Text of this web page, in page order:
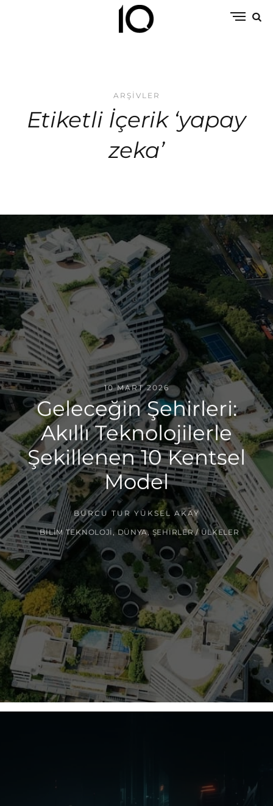
ARŞIVLER
Etiketli İçerik ‘yapay
zeka’
10 MART 2026
Geleceğin Şehirleri:
Akıllı Teknolojilerle
Şekillenen 10 Kentsel
Model
BURCU TUR YÜKSEL AKAY
BILIM TEKNOLOJI , DÜNYA, ŞEHIRLER / ÜLKELER